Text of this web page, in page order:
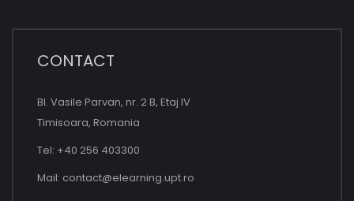
CONTACT
Bl. Vasile Parvan, nr. 2 B, Etaj IV
Timisoara, Romania
Tel: +40 256 403300
Mail: contact@elearning.upt.ro